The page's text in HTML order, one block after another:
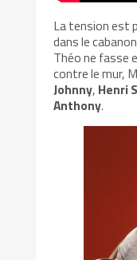
La tension est
dans le
Théo ne fasse
contre le mur,
Johnny, Henri
Anthony.